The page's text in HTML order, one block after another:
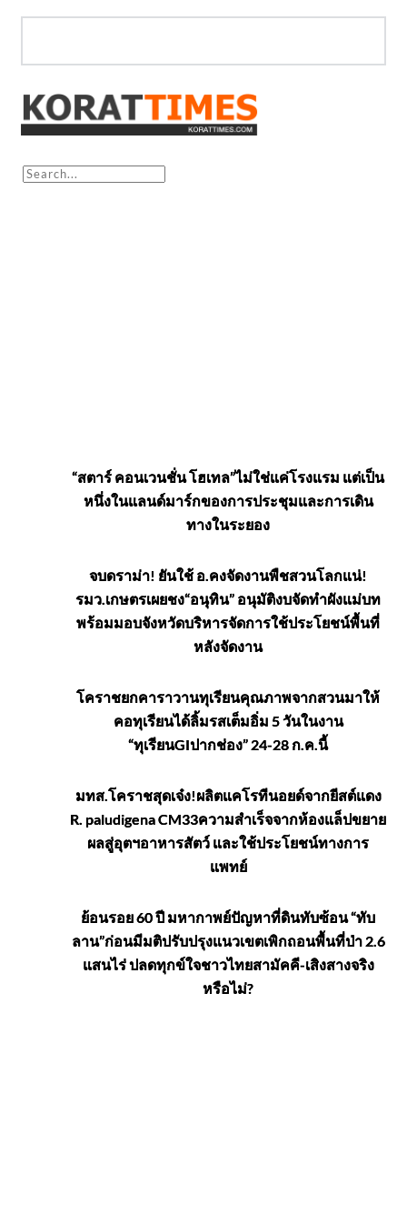
“สตาร์ คอนเวนชั่น โฮเทล”ไม่ใช่แค่โรงแรม แต่เป็น
หนึ่งในแลนด์มาร์กของการประชุมและการเดิน
ทางในระยอง
จบดราม่า! ยันใช้ อ.คงจัดงานพืชสวนโลกแน่!
รมว.เกษตรเผยชง“อนุทิน” อนุมัติงบจัดทำผังแม่บท
พร้อมมอบจังหวัดบริหารจัดการใช้ประโยชน์พื้นที่
หลังจัดงาน
โคราชยกคาราวานทุเรียนคุณภาพจากสวนมาให้
คอทุเรียนได้ลิ้มรสเต็มอิ่ม 5 วันในงาน
“ทุเรียนGIปากช่อง” 24-28 ก.ค.นี้
มทส.โคราชสุดเจ๋ง!ผลิตแคโรทีนอยด์จากยีสต์แดง
R. paludigena CM33ความสำเร็จจากห้องแล็ปขยาย
ผลสู่อุตฯอาหารสัตว์ และใช้ประโยชน์ทางการ
แพทย์
ย้อนรอย 60 ปี มหากาพย์ปัญหาที่ดินทับซ้อน “ทับ
ลาน”ก่อนมีมติปรับปรุงแนวเขตเพิกถอนพื้นที่ป่า 2.6
แสนไร่ ปลดทุกข์ใจชาวไทยสามัคคี-เสิงสางจริง
หรือไม่?